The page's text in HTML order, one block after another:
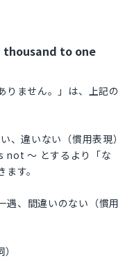
thousand to one
りません。」は、上記の
違いない（慣用表現）
〜 とするより「な
す。
、間違いのない（慣用